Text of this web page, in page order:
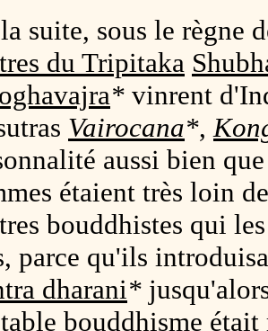
suite, sous le règne
du Tripitaka
* vinrent
Vairocana*,
aussi bien
étaient très loin
bouddhistes qui
parce qu'ils
dharani*
bouddhisme